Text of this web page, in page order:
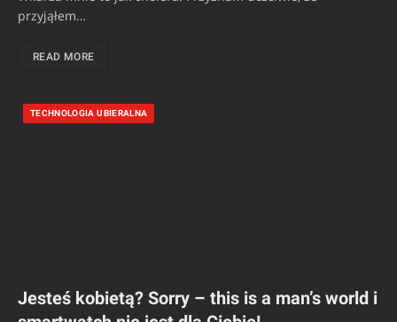
przyjąłem…
READ MORE
TECHNOLOGIA UBIERALNA
Jesteś kobietą? Sorry – this is a man’s world i